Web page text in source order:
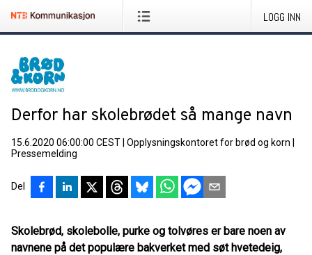
LOGG INN
Derfor har skolebrødet så mange navn
15.6.2020 06:00:00 CEST Opplysningskontoret for brød og korn
Pressemelding
Del
Skolebrød, skolebolle, purke og tolvøres er bare noen av
navnene på det populære bakverket med søt hvetedeig,